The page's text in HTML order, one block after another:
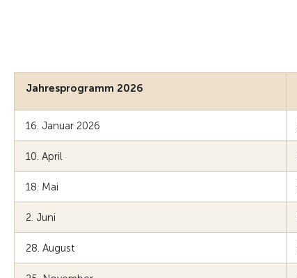
Jahresprogramm 2026
16. Januar 2026
10. April
18. Mai
2. Juni
28. August